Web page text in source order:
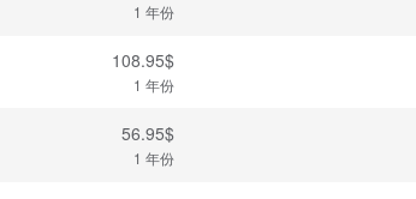
1 年份
108.95$
1 年份
56.95$
1 年份